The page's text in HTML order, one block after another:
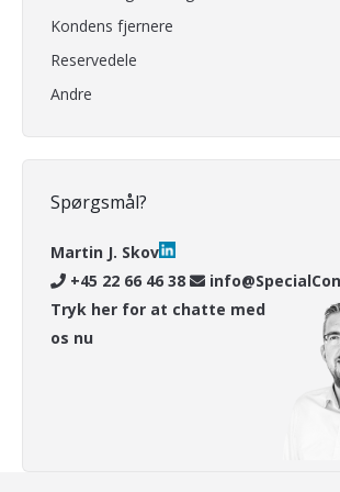
Kondens fjernere
Reservedele
Andre
Spørgsmål?
Martin J. Skov
+45 22 66 46 38
Tryk her for at chatte med
os nu